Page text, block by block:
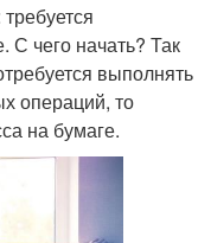
С чего начать? Так
выполнять
операций, то
на бумаге.